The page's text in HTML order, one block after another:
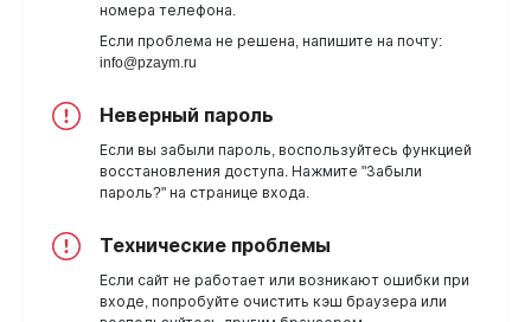
номера телефона.
Если проблема не решена, напишите на почту:
info@pzaym.ru
Неверный пароль
Если вы забыли пароль, воспользуйтесь функцией
восстановления доступа. Нажмите "Забыли
пароль?" на странице входа.
Технические проблемы
Если сайт не работает или возникают ошибки при
входе, попробуйте очистить кэш браузера или